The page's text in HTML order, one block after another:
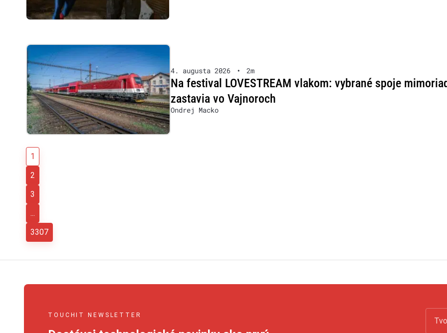
4. augusta 2026 • 2m
Na festival LOVESTREAM vlakom: vybrané spoje
zastavia vo Vajnoroch
Ondrej Macko
1
2
3
...
3307
TOUCHIT NEWSLETTER